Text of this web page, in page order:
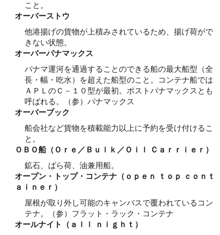
こと。
オーバーストウ
他港揚げの貨物が上積みされているため、揚げ荷がで
きない状態。
オーバーパナマックス
パナマ運河を通過することのできる船の最大船型（全
長・幅・吃水）を超えた船型のこと。コンテナ船では
ＡＰＬのＣ－１０型が最初。ポストパナマックスとも
呼ばれる。（参）パナマックス
オーバーブック
船会社など貨物を積載能力以上に予約を受け付けるこ
と。
ＯＢＯ船（Ｏｒｅ／Ｂｕｌｋ／Ｏｉｌ Ｃａｒｒｉｅｒ）
鉱石、ばら荷、油兼用船。
オープン・トップ・コンテナ（ｏｐｅｎ ｔｏｐ ｃｏｎｔ
ａｉｎｅｒ）
屋根が取り外し可能のキャンバスで覆われているコン
テナ。（参）フラット・ラック・コンテナ
オールナイト（ａｌｌ ｎｉｇｈｔ）